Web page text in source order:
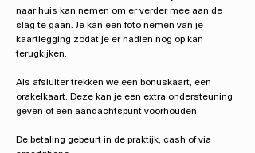
naar huis kan nemen om er verder mee aan de
slag te gaan. Je kan een foto nemen van je
kaartlegging zodat je er nadien nog op kan
terugkijken.
Als afsluiter trekken we een bonuskaart, een
orakelkaart. Deze kan je een extra ondersteuning
geven of een aandachtspunt voorhouden.
De betaling gebeurt in de praktijk, cash of via